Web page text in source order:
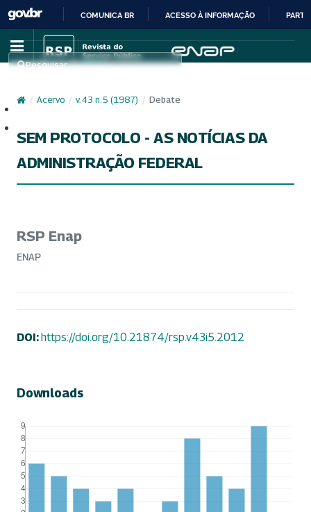
IR
PARA
CONTEÚDO
COMUNICA BR ACESSO À INFORMAÇÃO
Pesquisar
/ Acervo / v. 43 n. 5 (1987) / Debate
SEM PROTOCOLO - AS NOTÍCIAS DA
ADMINISTRAÇÃO FEDERAL
RSP Enap
ENAP
DOI:https://doi.org/10.21874/rsp.v43i5.2012
Downloads